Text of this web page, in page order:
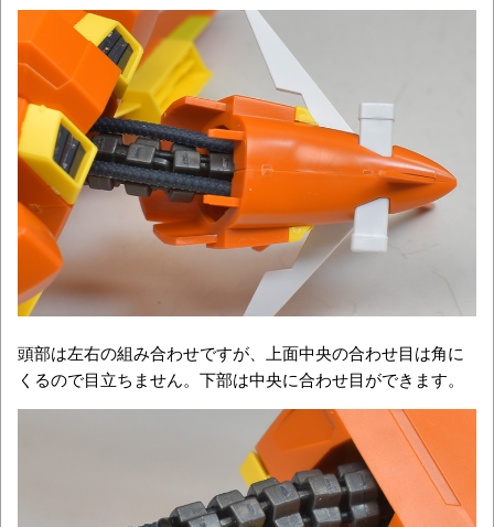
頭部は左右の組み合わせですが、上面中央の合わせ目は角に
くるので目立ちません。下部は中央に合わせ目ができます。